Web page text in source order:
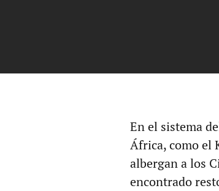
En el sistema
África, como el
albergan a los
encontrado